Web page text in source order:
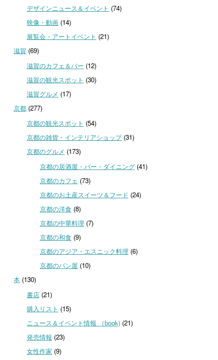
デザインニュース＆イベント (74)
映像・動画(14)
展覧会・アートイベント (21)
滋賀 (69)
滋賀のカフェ＆バー (12)
滋賀の観光スポット (30)
滋賀グルメ (17)
京都 (277)
京都の観光スポット (54)
京都の雑貨・インテリアショップ(31)
京都のグルメ (173)
京都の居酒屋・バー・ダイニング(41)
京都のカフェ (73)
京都のお土産スイーツ＆フード (24)
京都の洋食 (8)
京都の中華料理 (7)
京都の和食 (9)
京都のアジア・エスニック料理 (6)
京都のパン屋 (10)
本 (130)
書店(21)
購入リスト (15)
ニュース＆イベント情報 （book)(21)
発売情報 (23)
女性作家 (9)